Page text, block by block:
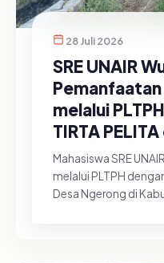
28 Juli 2026
SRE UNAIR
melalui
TIRTA
Mahasiswa SRE
melalui PLTPH
Desa Ngerong di